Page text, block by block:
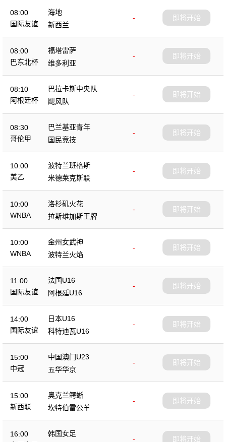
08:00
国际友谊
海地
-
新西兰
即将开始
08:00
巴东北杯
福塔雷萨
-
维多利亚
即将开始
08:10
阿根廷杯
巴拉卡斯中央队
-
飓风队
即将开始
08:30
哥伦甲
巴兰基亚青年
-
国民竞技
即将开始
10:00
美乙
波特兰班格斯
-
米德莱克斯联
即将开始
10:00
WNBA
洛杉矶火花
-
拉斯维加斯王牌
即将开始
10:00
WNBA
金州女武神
-
波特兰火焰
即将开始
11:00
国际友谊
法国U16
-
阿根廷U16
即将开始
14:00
国际友谊
日本U16
-
科特迪瓦U16
即将开始
15:00
中冠
中国澳门U23
-
五华华京
即将开始
15:00
新西联
奥克兰鳄蜥
-
坎特伯雷公羊
即将开始
16:00
韩国女足
-
即将开始